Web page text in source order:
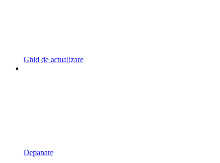
Ghid de actualizare
Depanare